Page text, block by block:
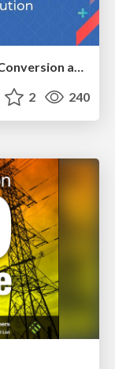
2 240